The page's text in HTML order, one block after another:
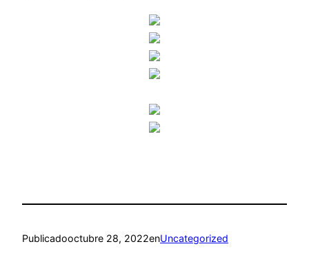
Publicadooctubre 28, 2022enUncategorized